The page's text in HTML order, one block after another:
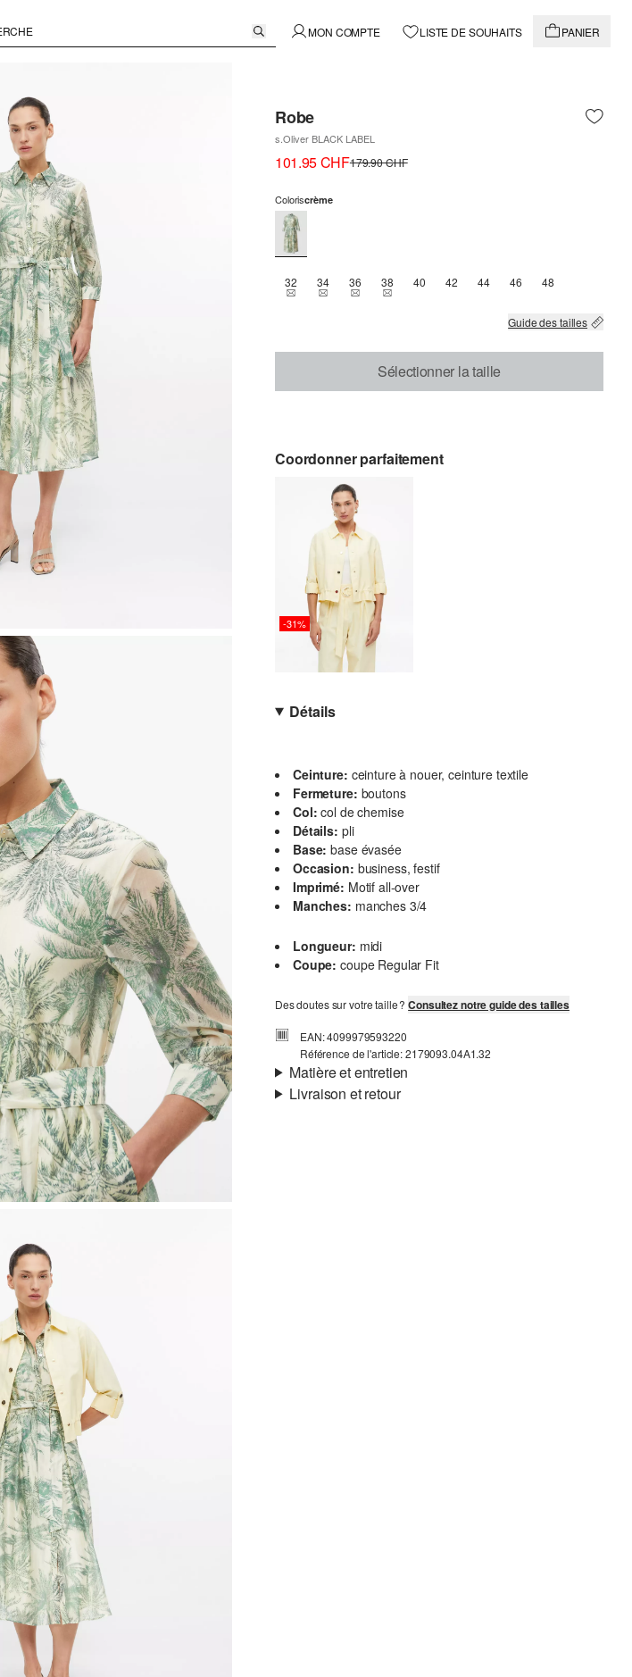
MON COMPTE LISTE DE SOUHAITS PANIER
Robe
s.Oliver BLACK LABEL
101.95 CHF179.90 CHF
Coloriscrème
32THIS SIZE IS CURRENTLY OUT OF STOCK
34THIS SIZE IS CURRENTLY OUT OF STOCK
36THIS SIZE IS CURRENTLY OUT OF STOCK
38THIS SIZE IS CURRENTLY OUT OF STOCK
40 42 44 46 48
Guide des tailles
Sélectionner la taille
Coordonner parfaitement
-31%
Détails
Ceinture: ceinture à nouer, ceinture textile
Fermeture: boutons
Col: col de chemise
Détails: pli
Base: base évasée
Occasion: business, festif
Imprimé: Motif all-over
Manches: manches 3/4
Longueur: midi
Coupe: coupe Regular Fit
Des doutes sur votre taille ?Consultez notre guide des tailles
EAN: 4099979593220
Référence de l'article: 2179093.04A1.32
Matière et entretien
Livraison et retour